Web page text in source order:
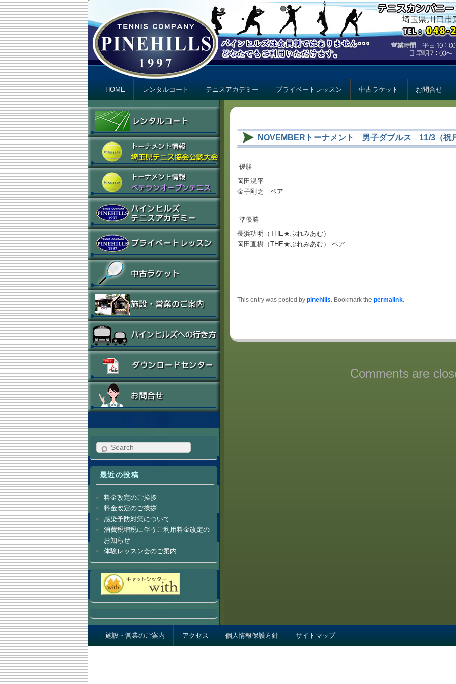
テニスカンパニー パインヒルズ
Just another テニスカンパニー パインヒルズ
Primary menu
Skip to primary content
Skip to secondary content
HOME レンタルコート テニスアカデミー プライベートレッスン 中古ラケット お問合せ
NOVEMBERトーナメント 男子ダブルス 11/3（祝
優勝
岡田滉平
金子剛之 ペア
準優勝
長浜功明（THE★ぷれみあむ）
岡田直樹（THE★ぷれみあむ） ペア
This entry was posted bypinehills. Bookmark thepermalink.
Comments are
Search
最近の投稿
料金改定のご挨拶
料金改定のご挨拶
感染予防対策について
消費税増税に伴うご利用料金改定の
お知らせ
体験レッスン会のご案内
Footer menu
施設・営業のご案内 アクセス 個人情報保護方針 サイトマップ